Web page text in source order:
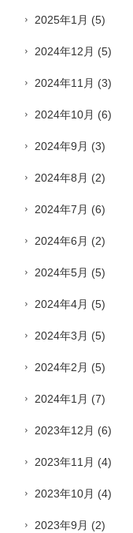
2025年1月 (5)
2024年12月 (5)
2024年11月 (3)
2024年10月 (6)
2024年9月 (3)
2024年8月 (2)
2024年7月 (6)
2024年6月 (2)
2024年5月 (5)
2024年4月 (5)
2024年3月 (5)
2024年2月 (5)
2024年1月 (7)
2023年12月 (6)
2023年11月 (4)
2023年10月 (4)
2023年9月 (2)